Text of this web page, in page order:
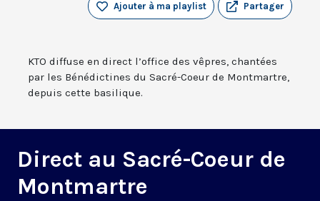
Partager
Ajouter à ma playlist
KTO diffuse en direct l’office des vêpres, chantées
par les Bénédictines du Sacré-Coeur de Montmartre,
depuis cette basilique.
Direct au Sacré-Coeur de
Montmartre